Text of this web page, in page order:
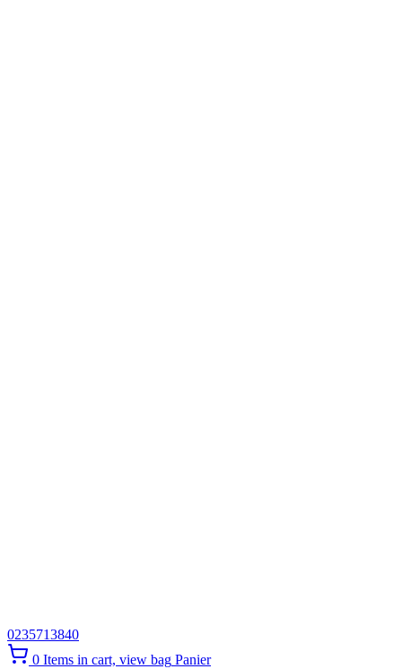
0235713840
0 Items in cart, view bag Panier